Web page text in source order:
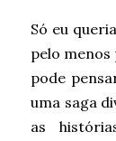
Só eu
pelo menos
pode
uma saga
as